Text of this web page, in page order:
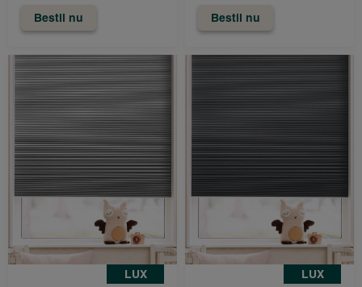
Bestil nu Bestil nu
LUX LUX